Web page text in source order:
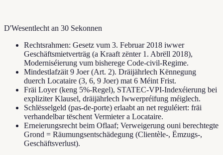
D'Wesentlecht an 30 Sekonnen
Rechtsrahmen: Gesetz vum 3. Februar 2018 iwwer
Geschäftsmietverträg (a Kraaft zënter 1. Abrëll 2018),
Moderniséierung vum bisherege Code-civil-Regime.
Mindestlafzäit 9 Joer (Art. 2). Dräijährlech Kënnegung
duerch Locataire (3, 6, 9 Joer) mat 6 Méint Frist.
Fräi Loyer (keng 5%-Regel), STATEC-VPI-Indexéierung bei
expliziter Klausel, dräijährlech Iwwerpréifung méiglech.
Schlësselgeld (pas-de-porte) erlaabt an net reguléiert: fräi
verhandelbar tëschent Vermieter a Locataire.
Erneierungsrecht beim Oflaaf; Verweigerung ouni berechtegte
Grond = Räumungsentschädegung (Clientèle-, Ëmzugs-,
Geschäftsverlust).